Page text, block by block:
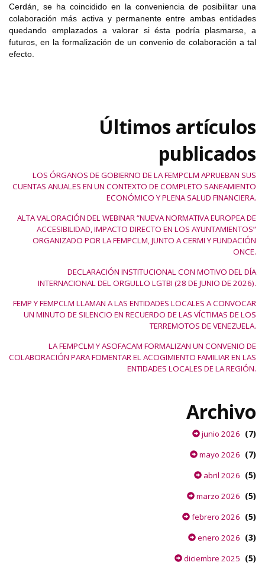
Cerdán, se ha coincidido en la conveniencia de posibilitar una
colaboración más activa y permanente entre ambas entidades
quedando emplazados a valorar si ésta podría plasmarse, a
futuros, en la formalización de un convenio de colaboración a tal
efecto.
Últimos artículos
publicados
LOS ÓRGANOS DE GOBIERNO DE LA FEMPCLM APRUEBAN SUS
CUENTAS ANUALES EN UN CONTEXTO DE COMPLETO SANEAMIENTO
ECONÓMICO Y PLENA SALUD FINANCIERA.
ALTA VALORACIÓN DEL WEBINAR “NUEVA NORMATIVA EUROPEA DE
ACCESIBILIDAD, IMPACTO DIRECTO EN LOS AYUNTAMIENTOS”
ORGANIZADO POR LA FEMPCLM, JUNTO A CERMI Y FUNDACIÓN
ONCE.
DECLARACIÓN INSTITUCIONAL CON MOTIVO DEL DÍA
INTERNACIONAL DEL ORGULLO LGTBI (28 DE JUNIO DE 2026).
FEMP Y FEMPCLM LLAMAN A LAS ENTIDADES LOCALES A CONVOCAR
UN MINUTO DE SILENCIO EN RECUERDO DE LAS VÍCTIMAS DE LOS
TERREMOTOS DE VENEZUELA.
LA FEMPCLM Y ASOFACAM FORMALIZAN UN CONVENIO DE
COLABORACIÓN PARA FOMENTAR EL ACOGIMIENTO FAMILIAR EN LAS
ENTIDADES LOCALES DE LA REGIÓN.
Archivo
junio 2026 (7)
mayo 2026 (7)
abril 2026 (5)
marzo 2026 (5)
febrero 2026 (5)
enero 2026 (3)
diciembre 2025 (5)